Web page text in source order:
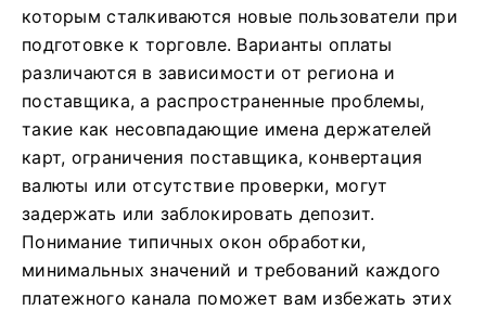
которым сталкиваются новые пользователи при
подготовке к торговле. Варианты оплаты
различаются в зависимости от региона и
поставщика, а распространенные проблемы,
такие как несовпадающие имена держателей
карт, ограничения поставщика, конвертация
валюты или отсутствие проверки, могут
задержать или заблокировать депозит.
Понимание типичных окон обработки,
минимальных значений и требований каждого
платежного канала поможет вам избежать этих